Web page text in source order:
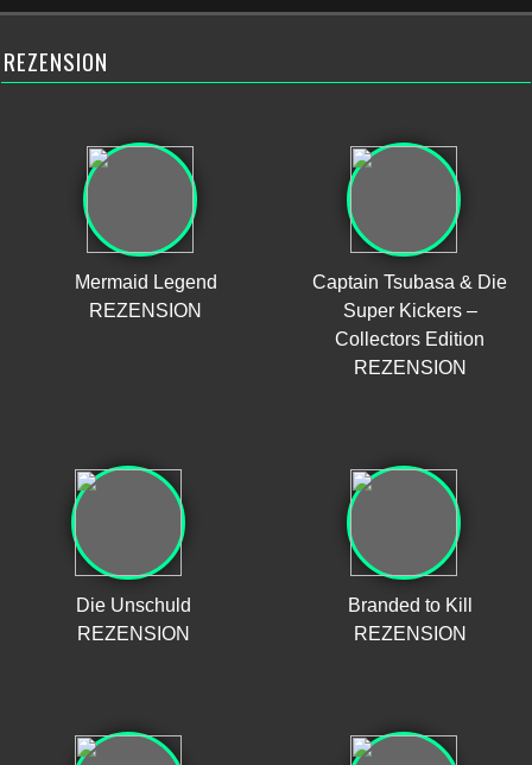
REZENSION
Mermaid Legend
REZENSION
Captain Tsubasa & Die
Super Kickers –
Collectors Edition
REZENSION
Die Unschuld
REZENSION
Branded to Kill
REZENSION